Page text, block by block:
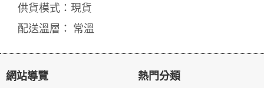
供貨模式：現貨
配送溫層： 常溫
網站導覽 熱門分類